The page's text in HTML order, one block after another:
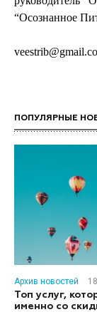
“Осознанное
ПОПУЛЯРНЫЕ
Архив новостей
Топ услуг,
именно со